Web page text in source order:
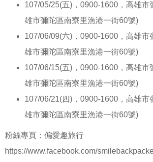
107/05/25(五)，0900-1600，高雄市
雄市彌陀區南寮里漁港一街60號)
107/06/09(六)，0900-1600，高雄市
雄市彌陀區南寮里漁港一街60號)
107/06/15(五)，0900-1600，高雄市
雄市彌陀區南寮里漁港一街60號)
107/06/21(四)，0900-1600，高雄市
雄市彌陀區南寮里漁港一街60號)
粉絲專頁：偏愛趣旅行
https://www.facebook.com/